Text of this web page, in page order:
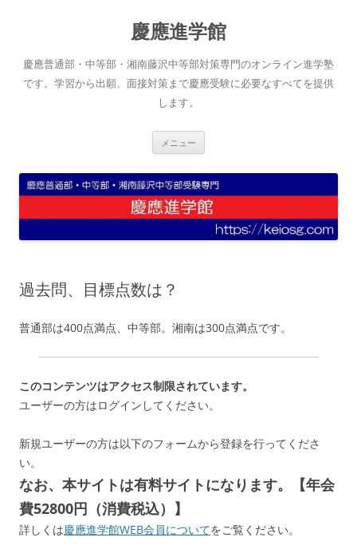
へ
ス
キ
慶應進学館
慶應普通部・中等部・湘南藤沢中等部対策専門のオンライン進学塾
です。学習から出願、面接対策まで慶應受験に必要なすべてを提供
します。
メニュー
過去問、目標点数は？
普通部は400点満点、中等部。湘南は300点満点です。
このコンテンツはアクセス制限されています。
ユーザーの方はログインしてください。
新規ユーザーの方は以下のフォームから登録を行ってくださ
い。
なお、本サイトは有料サイトになります。【年会
費52800円（消費税込）】
詳しくは慶應進学館WEB会員についてをご覧ください。